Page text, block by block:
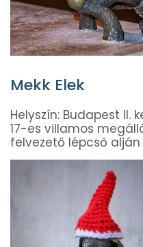
Mekk Elek
Helyszín: Budapest II.
17-es villamos
felvezető lépcső alján